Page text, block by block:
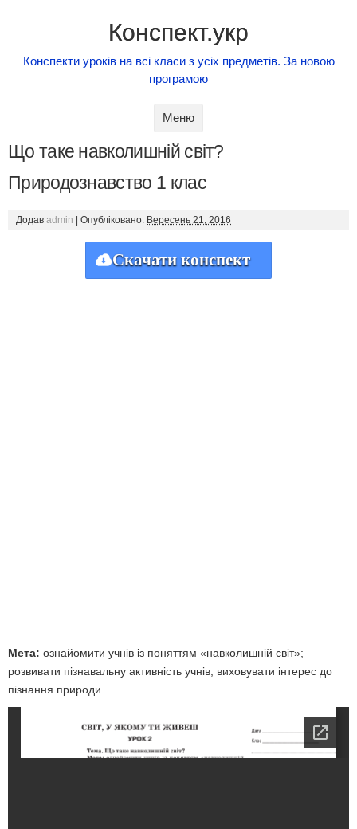
Конспект.укр
Конспекти уроків на всі класи з усіх предметів. За новою
програмою
Меню
Що таке навколишній світ?
Природознавство 1 клас
Додав admin Опубліковано: Вересень 21, 2016
Скачати конспект
Мета: ознайомити учнів із поняттям «навколишній світ»;
розвивати пізнавальну активність учнів; виховувати інтерес до
пізнання природи.